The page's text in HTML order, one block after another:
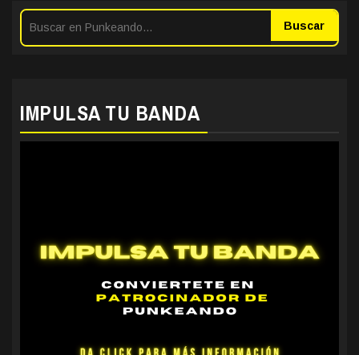
Buscar
IMPULSA TU BANDA